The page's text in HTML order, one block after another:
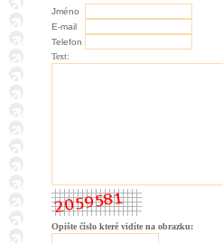
Jméno
E-mail
Telefon
Text:
Opište číslo které vidíte na obrazku: